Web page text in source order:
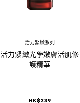
活力緊緻系列
活力緊緻光學嫩膚活肌修
護精華
HK$239